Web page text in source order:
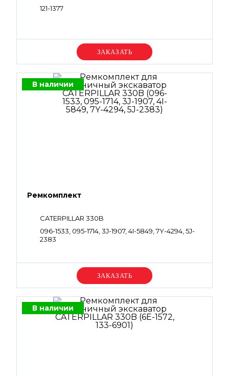
121-1377
Уточняйте цену
В наличии
Ремкомплект
CATERPILLAR 330B
096-1533, 095-1714, 3J-1907, 4I-5849, 7Y-4294, 5J-
2383
Уточняйте цену
В наличии